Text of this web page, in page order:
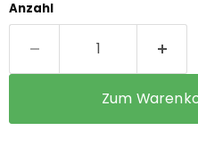
Anzahl
Zum